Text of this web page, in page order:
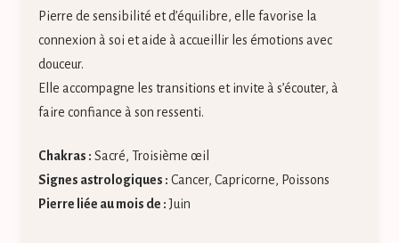
Pierre de sensibilité et d’équilibre, elle favorise la
connexion à soi et aide à accueillir les émotions avec
douceur.
Elle accompagne les transitions et invite à s’écouter, à
faire confiance à son ressenti.
Chakras : Sacré, Troisième œil
Signes astrologiques : Cancer, Capricorne, Poissons
Pierre liée au mois de :Juin